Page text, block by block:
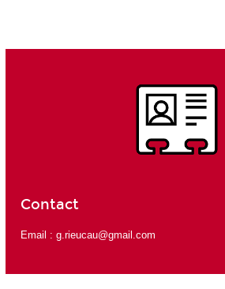
Contact
Email : g.rieucau@gmail.com